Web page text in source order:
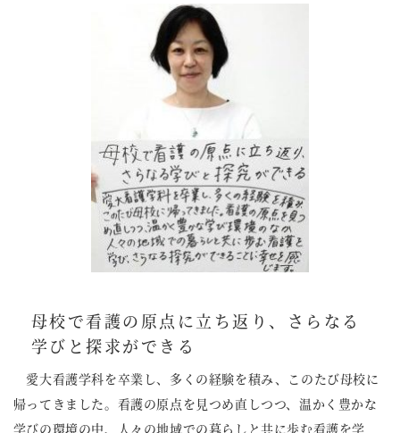
母校で看護の原点に立ち返り、さらなる
学びと探求ができる
愛大看護学科を卒業し、多くの経験を積み、このたび母校に
帰ってきました。看護の原点を見つめ直しつつ、温かく豊かな
学びの環境の中、人々の地域での暮らしと共に歩む看護を学